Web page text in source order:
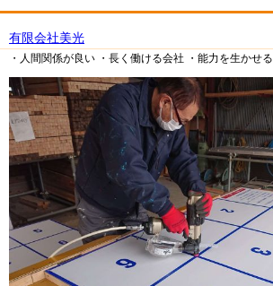
有限会社美光
・人間関係が良い ・長く働ける会社 ・能力を生かせる